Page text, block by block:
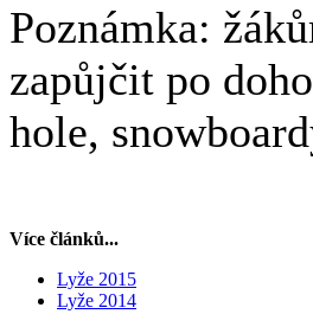
Poznámka:
zapůjčit po
hole,
Více článků...
Lyže 2015
Lyže 2014